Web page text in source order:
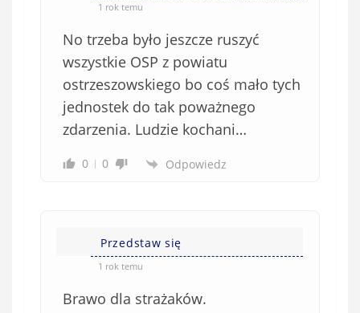
1 rok temu
No trzeba było jeszcze ruszyć
wszystkie OSP z powiatu
ostrzeszowskiego bo coś mało tych
jednostek do tak poważnego
zdarzenia. Ludzie kochani…
0 0 Odpowiedz
Przedstaw się
1 rok temu
Brawo dla strażaków.